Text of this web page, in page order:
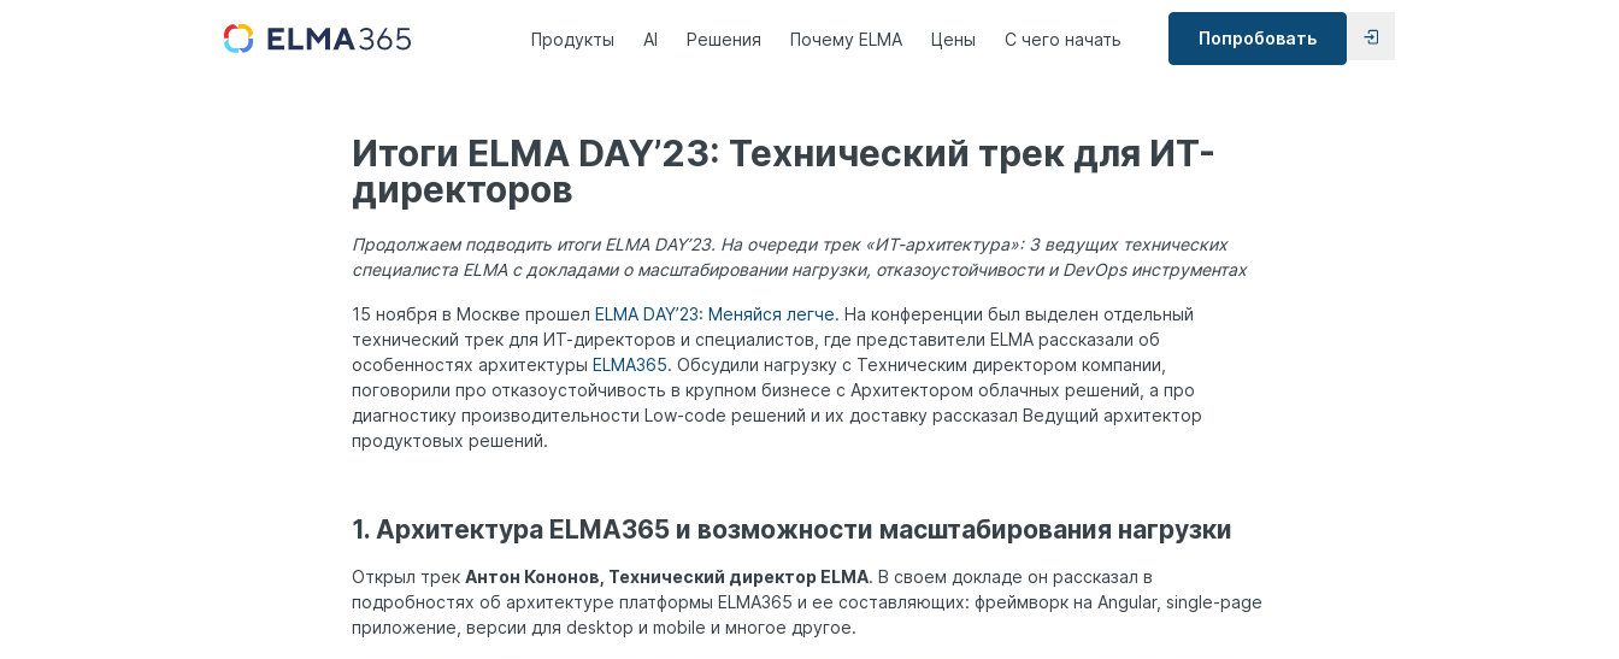
Продукты AI Решения Почему ELMA Цены С чего начать Попробовать
Итоги ELMA DAY’23: Технический трек для ИТ-
директоров
Продолжаем подводить итоги ELMA DAY’23. На очереди трек «ИТ-архитектура»: 3 ведущих технических
специалиста ELMA с докладами о масштабировании нагрузки, отказоустойчивости и DevOps инструментах
15 ноября в Москве прошел ELMA DAY’23: Меняйся легче. На конференции был выделен отдельный
технический трек для ИТ-директоров и специалистов, где представители ELMA рассказали об
особенностях архитектуры ELMA365. Обсудили нагрузку с Техническим директором компании,
поговорили про отказоустойчивость в крупном бизнесе с Архитектором облачных решений, а про
диагностику производительности Low-code решений и их доставку рассказал Ведущий архитектор
продуктовых решений.
1. Архитектура ELMA365 и возможности масштабирования нагрузки
Открыл трек Антон Кононов, Технический директор ELMA. В своем докладе он рассказал в
подробностях об архитектуре платформы ELMA365 и ее составляющих: фреймворк на Angular, single-page
приложение, версии для desktop и mobile и многое другое.